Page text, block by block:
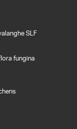
SLF
fungina